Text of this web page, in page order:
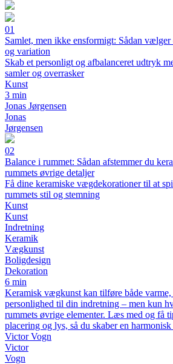
01
Samlet, men ikke ensformigt: Sådan
og variation
Skab et personligt og afbalanceret udtryk
samler og overrasker
Kunst
3 min
Jonas Jørgensen
Jonas
Jørgensen
02
Balance i rummet: Sådan afstemmer du
rummets øvrige detaljer
Få dine keramiske vægdekorationer til at
rummets stil og stemning
Kunst
Kunst
Indretning
Keramik
Vægkunst
Boligdesign
Dekoration
6 min
Keramisk vægkunst kan tilføre både varme,
personlighed til din indretning – men kun
rummets øvrige elementer. Læs med og få
placering og lys, så du skaber en
Victor Vogn
Victor
Vogn